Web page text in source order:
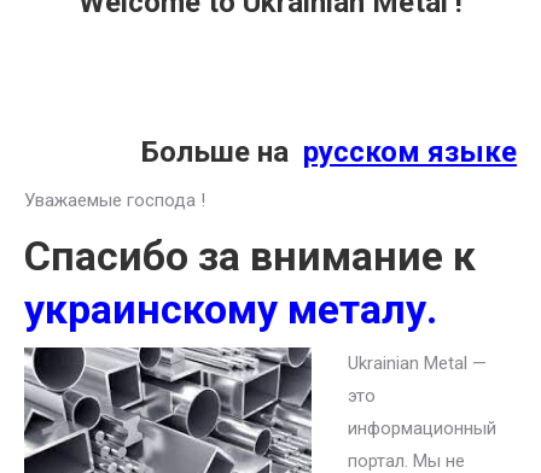
Больше на русском языке
Уважаемые господа !
Спасибо за внимание к
украинскому металу.
Ukrainian Metal —
это
информационный
портал. Мы не